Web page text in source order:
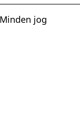
jog